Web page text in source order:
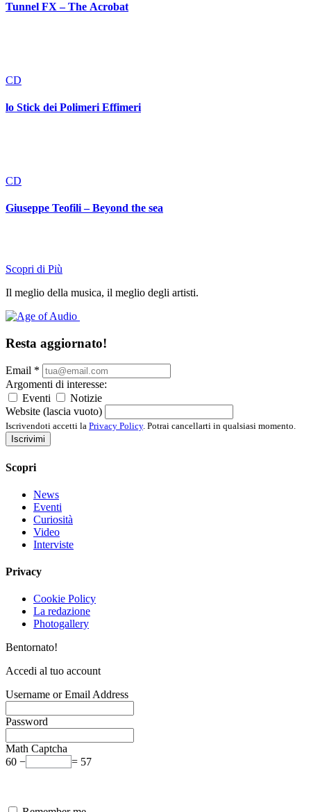
Tunnel FX – The Acrobat
CD
lo Stick dei Polimeri Effimeri
CD
Giuseppe Teofili – Beyond the sea
Scopri di Più
Il meglio della musica, il meglio degli artisti.
Resta aggiornato!
Email *
Argomenti di interesse:
Eventi
Notizie
Website (lascia vuoto)
Iscrivendoti accetti la Privacy Policy. Potrai cancellarti in qualsiasi momento.
Iscrivimi
Scopri
News
Eventi
Curiosità
Video
Interviste
Privacy
Cookie Policy
La redazione
Photogallery
Bentornato!
Accedi al tuo account
Username or Email Address
Password
Math Captcha
60 −
= 57